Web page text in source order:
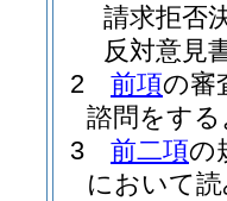
請求拒否
反対意見
2
前項の審
諮問をす
3
前二項の
において